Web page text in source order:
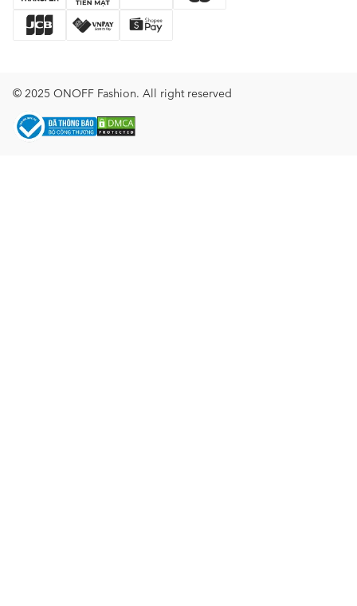
© 2025 ONOFF Fashion. All right reserved